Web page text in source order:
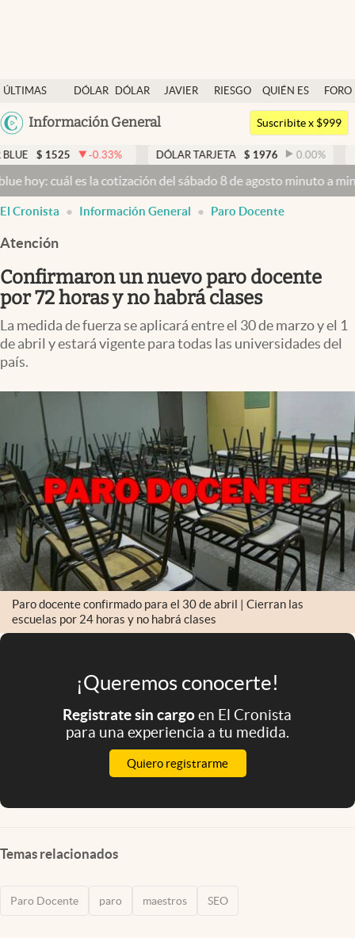
ÚLTIMAS
NOTICIAS
DÓLAR
DÓLAR
JAVIER
RIESGO
QUIÉN ES
QUIÉN
FORO
Argentina
México
Información General
Dólar
Members
Economía y Política
Finanzas y Mercados
Mercados Online
Negocios
Columnistas
Otras secciones
Apertura
Clase
Mundial 2026
Eventos Corporativos
El Cronista Studio
Mediakit
abre en nueva pestaña
Argentina
Suscribite x $999
-0.33 % DÓLAR TARJETA $ 1976 0.00% DÓLAR MEP
cotización del sábado 8 de agosto minuto a minutoDólar hoy y
El Cronista Información General Paro Docente
Atención
Confirmaron un nuevo paro docente
por 72 horas y no habrá clases
La medida de fuerza se aplicará entre el 30 de marzo y el 1
de abril y estará vigente para todas las universidades del
país.
Paro docente confirmado para el 30 de abril | Cierran las
escuelas por 24 horas y no habrá clases
¡Queremos conocerte!
Registrate sin cargoen El Cronista
para una experiencia a tu medida.
Quiero registrarme
Temas relacionados
Paro Docente paro maestros SEO